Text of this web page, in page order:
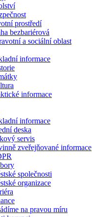
prostředí
bezbariérová
a sociální oblast
informace
informace
informace
deska
servis
zveřejňované informace
společnosti
organizace
na pravou míru